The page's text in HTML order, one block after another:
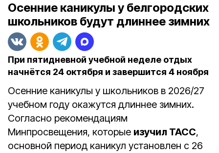
Осенние каникулы у белгородских
школьников будут длиннее зимних
При пятидневной учебной неделе отдых
начнётся 24 октября и завершится 4 ноября
Осенние каникулы у школьников в 2026/27
учебном году окажутся длиннее зимних.
Согласно рекомендациям
Минпросвещения, которые изучил ТАСС,
основной период каникул установлен с 26